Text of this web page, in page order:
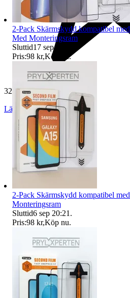
32 502 omdömen
Läs omdömen Följ
2-Pack Skärmskydd kompatibel
Med Monteringsram
Sluttid17 sep 00:52
Pris:98 kr,Köp nu.
2-Pack Skärmskydd kompatibel
Monteringsram
Sluttid6 sep 20:21 .
Pris:98 kr,Köp nu.